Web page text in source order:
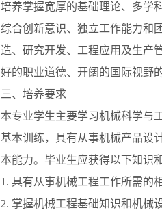
培养掌握宽厚的基础理论、多学
综合创新意识、独立工作能力和
造、研究开发、工程应用及生产
好的职业道德、开阔的国际视野
三、培养要求
本专业学生主要学习机械科学与
基本训练，具有从事机械产品设
本能力。毕业生应获得以下知识
1. 具有从事机械工程工作所需的
2. 掌握机械工程基础知识和机械